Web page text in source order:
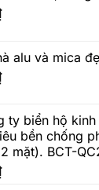
alu và mica
ty biển hộ
bền chống
mặt). BCT-